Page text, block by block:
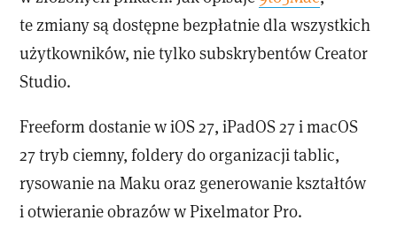
te zmiany są dostępne bezpłatnie dla wszystkich
użytkowników, nie tylko subskrybentów Creator
Studio.
Freeform dostanie w iOS 27, iPadOS 27 i macOS
27 tryb ciemny, foldery do organizacji tablic,
rysowanie na Maku oraz generowanie kształtów
i otwieranie obrazów w Pixelmator Pro.